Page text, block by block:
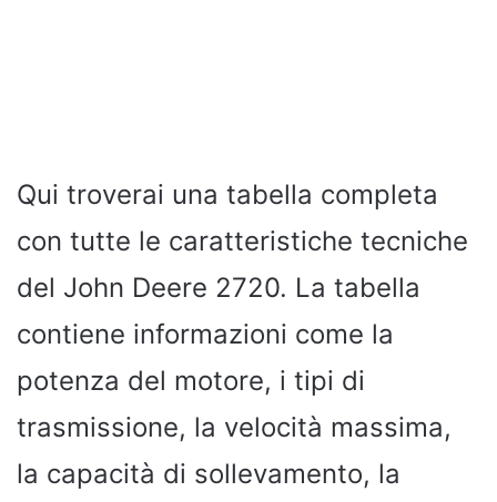
Qui troverai una tabella completa
con tutte le caratteristiche tecniche
del John Deere 2720. La tabella
contiene informazioni come la
potenza del motore, i tipi di
trasmissione, la velocità massima,
la capacità di sollevamento, la